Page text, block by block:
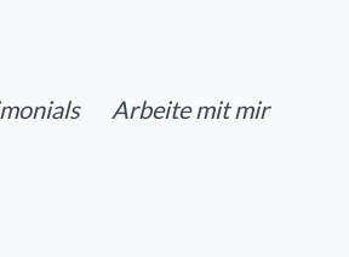
Arbeite mit mir